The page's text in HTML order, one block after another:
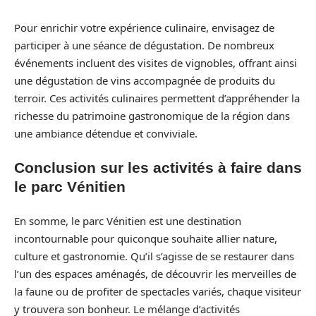
Pour enrichir votre expérience culinaire, envisagez de
participer à une séance de dégustation. De nombreux
événements incluent des visites de vignobles, offrant ainsi
une dégustation de vins accompagnée de produits du
terroir. Ces activités culinaires permettent d’appréhender la
richesse du patrimoine gastronomique de la région dans
une ambiance détendue et conviviale.
Conclusion sur les activités à faire dans
le parc Vénitien
En somme, le parc Vénitien est une destination
incontournable pour quiconque souhaite allier nature,
culture et gastronomie. Qu’il s’agisse de se restaurer dans
l’un des espaces aménagés, de découvrir les merveilles de
la faune ou de profiter de spectacles variés, chaque visiteur
y trouvera son bonheur. Le mélange d’activités